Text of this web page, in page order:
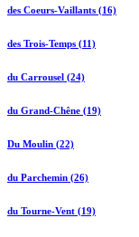
des Coeurs-Vaillants (16)
des Trois-Temps (11)
du Carrousel (24)
du Grand-Chêne (19)
Du Moulin (22)
du Parchemin (26)
du Tourne-Vent (19)